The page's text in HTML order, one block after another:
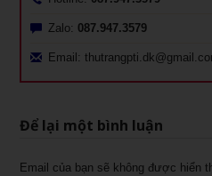
Zalo: 087.947.3579
Email:
Để lại một bình luận
Email của bạn sẽ không được hiển